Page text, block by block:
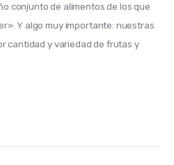
conjunto de alimentos de los que
Y algo muy importante: nuestras
cantidad y variedad de frutas y